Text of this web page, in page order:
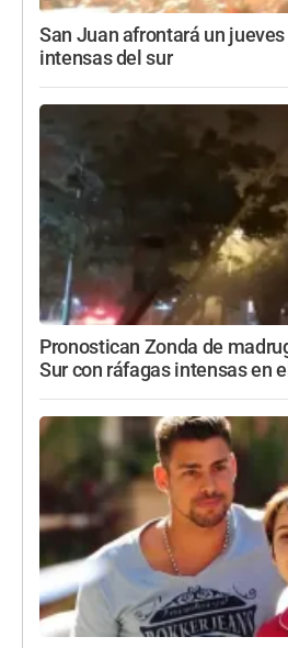
San Juan afrontará un
intensas del sur
Pronostican Zonda de
Sur con ráfagas intensas en